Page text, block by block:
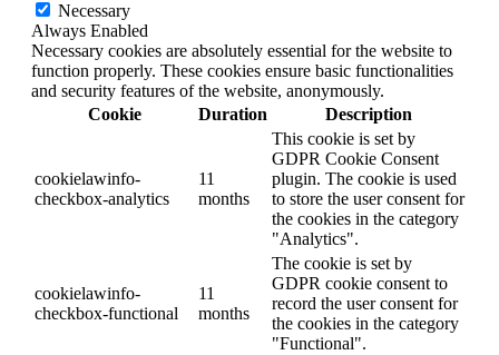
Necessary
Always Enabled
Necessary cookies are absolutely essential for the website to
function properly. These cookies ensure basic functionalities
and security features of the website, anonymously.
Cookie
Duration Description
cookielawinfo-
checkbox-analytics
11
months
This cookie is set by
GDPR Cookie Consent
plugin. The cookie is used
to store the user consent for
the cookies in the category
"Analytics".
cookielawinfo-
checkbox-functional
11
months
The cookie is set by
GDPR cookie consent to
record the user consent for
the cookies in the category
"Functional".